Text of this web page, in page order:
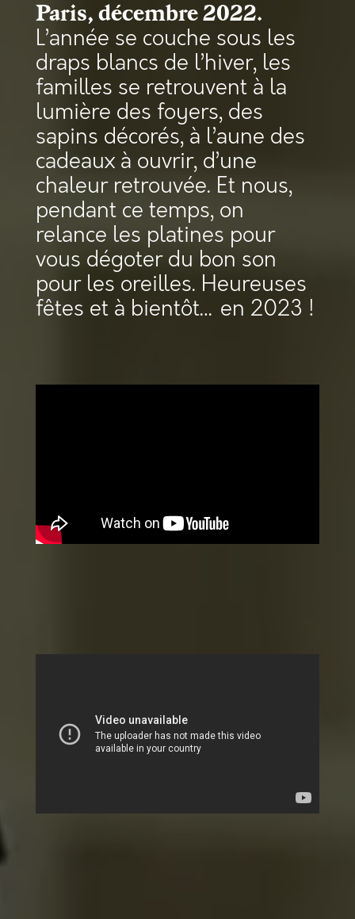
Paris, décembre 2022.
L’année se couche sous les
draps blancs de l’hiver, les
familles se retrouvent à la
lumière des foyers, des
sapins décorés, à l’aune des
cadeaux à ouvrir, d’une
chaleur retrouvée. Et nous,
pendant ce temps, on
relance les platines pour
vous dégoter du bon son
pour les oreilles. Heureuses
fêtes et à bientôt… en 2023 !